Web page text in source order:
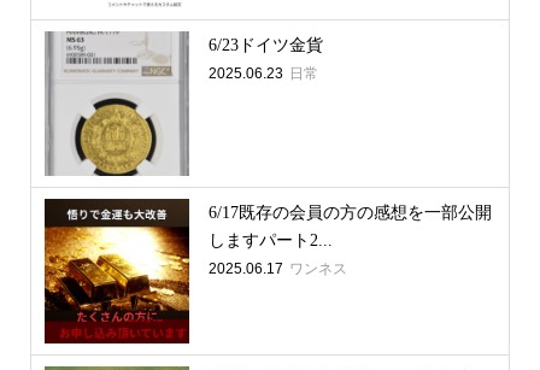
6/23ドイツ金貨
2025.06.23 日常
6/17既存の会員の方の感想を一部公開
しますパート2...
2025.06.17 ワンネス